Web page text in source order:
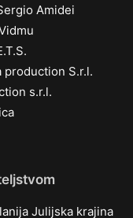
Amidei
production S.r.l.
s.r.l.
Julijska krajina